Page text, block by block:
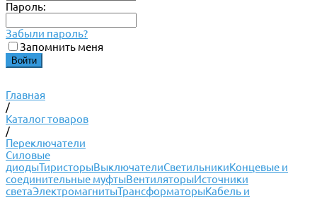
Пароль:
Забыли пароль?
Запомнить меня
Главная
/
Каталог товаров
/
Переключатели
Силовые
диодыТиристорыВыключателиСветильникиКонцевые и
соединительные муфтыВентиляторыИсточники
светаЭлектромагнитыТрансформаторыКабель и